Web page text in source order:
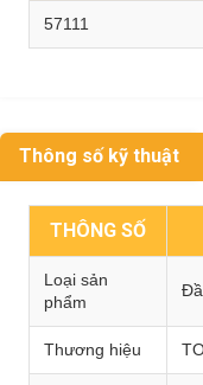
57111
Thông số kỹ thuật
THÔNG SỐ
Loại sản
phẩm
Thương hiệu